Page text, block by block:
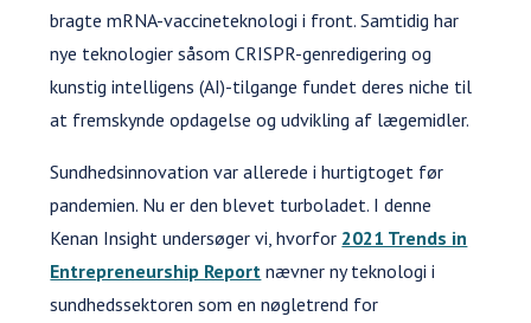
bragte mRNA-vaccineteknologi i front. Samtidig har
nye teknologier såsom CRISPR-genredigering og
kunstig intelligens (AI)-tilgange fundet deres niche til
at fremskynde opdagelse og udvikling af lægemidler.
Sundhedsinnovation var allerede i hurtigtoget før
pandemien. Nu er den blevet turboladet. I denne
Kenan Insight undersøger vi, hvorfor 2021 Trends in
Entrepreneurship Report nævner ny teknologi i
sundhedssektoren som en nøgletrend for